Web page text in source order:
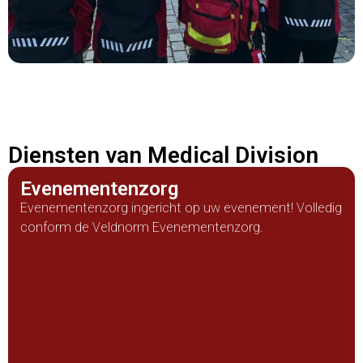
Diensten van Medical Division
Evenementenzorg
Evenementenzorg ingericht op uw evenement! Volledig
conform de Veldnorm Evenementenzorg.